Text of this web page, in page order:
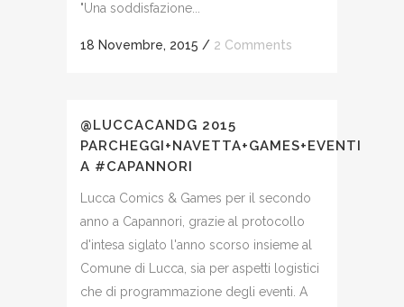
"Una soddisfazione...
18 Novembre, 2015 / 2 Comments
@LUCCACANDG 2015
PARCHEGGI+NAVETTA+GAMES+EVENTI
A #CAPANNORI
Lucca Comics & Games per il secondo
anno a Capannori, grazie al protocollo
d'intesa siglato l'anno scorso insieme al
Comune di Lucca, sia per aspetti logistici
che di programmazione degli eventi. A